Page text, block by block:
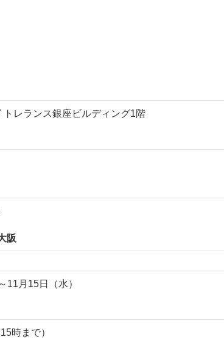
レランス銀座ビルディング1階
阪
11月15日（水）
時まで）